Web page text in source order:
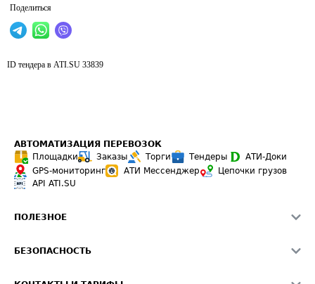
Поделиться
ID тендера в ATI.SU 33839
АВТОМАТИЗАЦИЯ ПЕРЕВОЗОК
Площадки
Заказы Торги Тендеры
АТИ-Доки
GPS-мониторинг
АТИ Мессенджер
Цепочки грузов
API ATI.SU
ПОЛЕЗНОЕ
Звезды ATI.SU на вашем сайте
БЕЗОПАСНОСТЬ